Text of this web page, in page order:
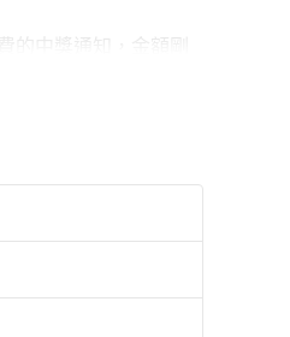
這幾天都有達標！